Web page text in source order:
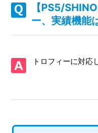
こですか
【PS5/SHINOBI 復讐の
【PS5/SHINOBI 復讐の
か（制限されている機能
【PS5/SHINOBI 復讐の
【PS5/
ー、実績機能
トロフィーに対応